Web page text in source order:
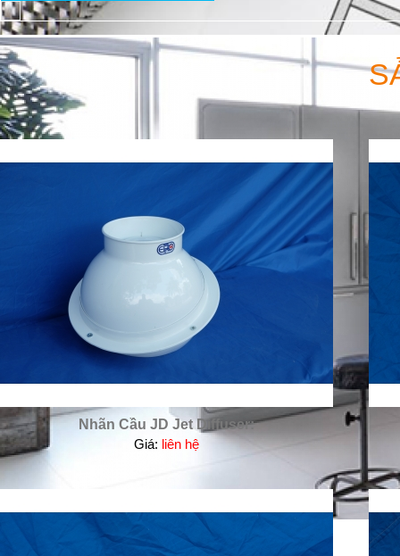
Nhãn Cầu JD Jet Diffuser:
Giá: liên hệ